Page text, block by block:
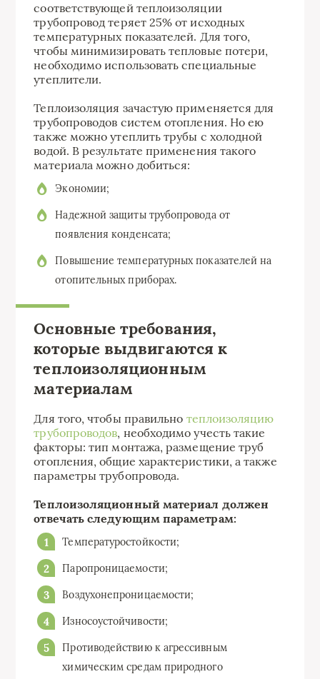
соответствующей теплоизоляции
трубопровод теряет 25% от исходных
температурных показателей. Для того,
чтобы минимизировать тепловые потери,
необходимо использовать специальные
утеплители.
Теплоизоляция зачастую применяется для
трубопроводов систем отопления. Но ею
также можно утеплить трубы с холодной
водой. В результате применения такого
материала можно добиться:
Экономии;
Надежной защиты трубопровода от
появления конденсата;
Повышение температурных показателей на
отопительных приборах.
Основные требования,
которые выдвигаются к
теплоизоляционным
материалам
Для того, чтобы правильно теплоизоляцию
трубопроводов, необходимо учесть такие
факторы: тип монтажа, размещение труб
отопления, общие характеристики, а также
параметры трубопровода.
Теплоизоляционный материал должен
отвечать следующим параметрам:
Температуростойкости;
Паропроницаемости;
Воздухонепроницаемости;
Износоустойчивости;
Противодействию к агрессивным
химическим средам природного